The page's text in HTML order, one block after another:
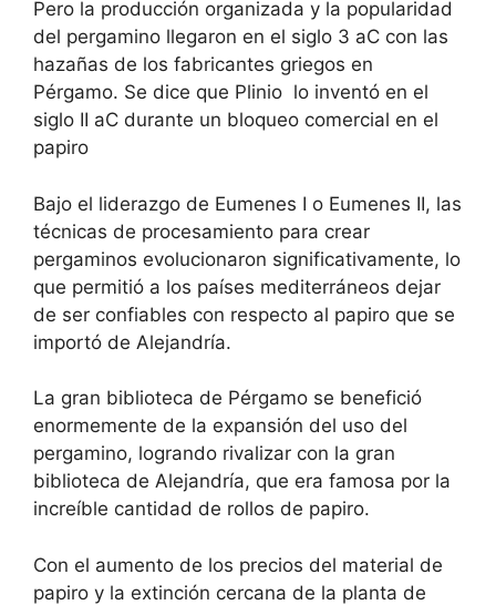
Pero la producción organizada y la popularidad
del pergamino llegaron en el siglo 3 aC con las
hazañas de los fabricantes griegos en
Pérgamo. Se dice que Plinio lo inventó en el
siglo II aC durante un bloqueo comercial en el
papiro
Bajo el liderazgo de Eumenes I o Eumenes II, las
técnicas de procesamiento para crear
pergaminos evolucionaron significativamente, lo
que permitió a los países mediterráneos dejar
de ser confiables con respecto al papiro que se
importó de Alejandría.
La gran biblioteca de Pérgamo se benefició
enormemente de la expansión del uso del
pergamino, logrando rivalizar con la gran
biblioteca de Alejandría, que era famosa por la
increíble cantidad de rollos de papiro.
Con el aumento de los precios del material de
papiro y la extinción cercana de la planta de